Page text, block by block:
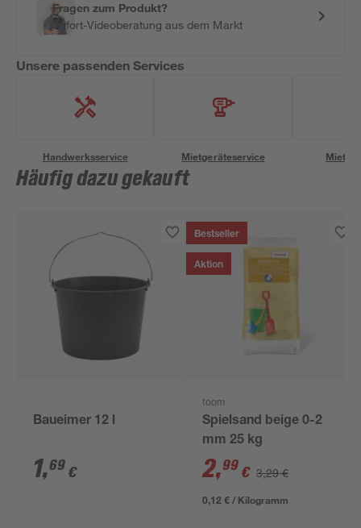
Fragen zum Produkt?
Sofort-Videoberatung aus dem Markt
Unsere passenden Services
Handwerksservice Mietgeräteservice
Häufig dazu gekauft
Baueimer 12 l
1,69 €
Bestseller
Aktion
toom
Spielsand beige 0-2
mm 25 kg
2,99 € 3,29 €
0,12 € / Kilogramm